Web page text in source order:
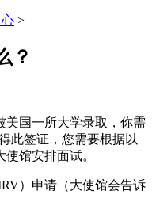
>
？
美国一所大学录取，你需
此签证，您需要根据以
馆安排面试。
）申请（大使馆会告诉